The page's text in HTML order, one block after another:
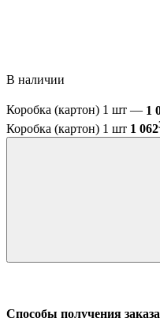
В наличии
Коробка (картон) 1 шт — 1
Коробка (картон) 1 шт 1 062
Способы получения заказа